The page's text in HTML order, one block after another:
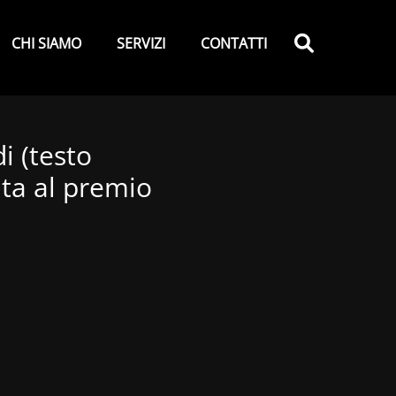
CHI SIAMO SERVIZI CONTATTI
(testo
al premio